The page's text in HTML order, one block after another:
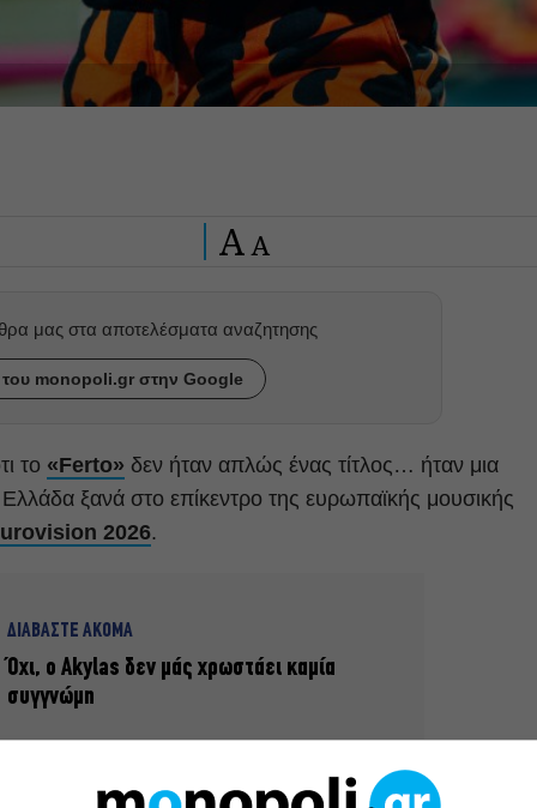
A A
μας στα αποτελέσματα αναζητησης
monopoli.gr στην Google
το «Ferto» δεν ήταν απλώς ένας τίτλος… ήταν μια
ξανά στο επίκεντρο της ευρωπαϊκής μουσικής
2026.
ΔΙΑΒΑΣΤΕ ΑΚΟΜΑ
Όχι, ο Akylas δεν μάς χρωστάει καμία
συγγνώμη
σύγχρονη pop αισθητική, ο Ακύλας μάς έδωσε